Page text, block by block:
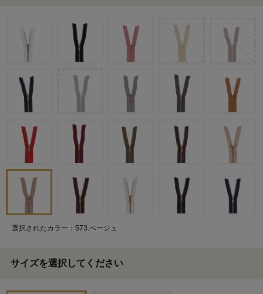
選択されたカラー：573.ベージュ
サイズを選択してください